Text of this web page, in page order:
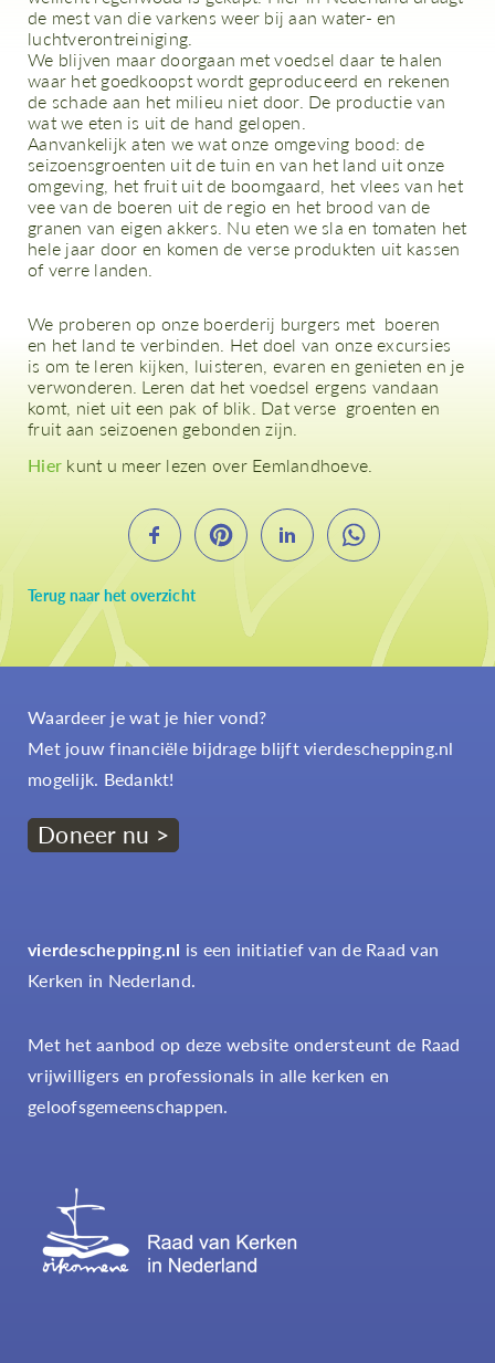
Terug naar het overzicht
de mest van die varkens weer bij aan water- en
luchtverontreiniging.
We blijven maar doorgaan met voedsel daar te halen
waar het goedkoopst wordt geproduceerd en rekenen
de schade aan het milieu niet door. De productie van
wat we eten is uit de hand gelopen.
Aanvankelijk aten we wat onze omgeving bood: de
seizoensgroenten uit de tuin en van het land uit onze
omgeving, het fruit uit de boomgaard, het vlees van het
vee van de boeren uit de regio en het brood van de
granen van eigen akkers. Nu eten we sla en tomaten het
hele jaar door en komen de verse produkten uit kassen
of verre landen.
We proberen op onze boerderij burgers met boeren
en het land te verbinden. Het doel van onze excursies
is om te leren kijken, luisteren, evaren en genieten en je
verwonderen. Leren dat het voedsel ergens vandaan
komt, niet uit een pak of blik. Dat verse groenten en
fruit aan seizoenen gebonden zijn.
Hier kunt u meer lezen over Eemlandhoeve.
Waardeer je wat je hier vond?
Met jouw financiële bijdrage blijft vierdeschepping.nl
mogelijk. Bedankt!
Doneer nu >
vierdeschepping.nl is een initiatief van de Raad van
Kerken in Nederland.
Met het aanbod op deze website ondersteunt de Raad
vrijwilligers en professionals in alle kerken en
geloofsgemeenschappen.